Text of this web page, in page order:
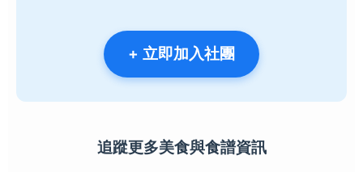
+ 立即加入社團
追蹤更多美食與食譜資訊